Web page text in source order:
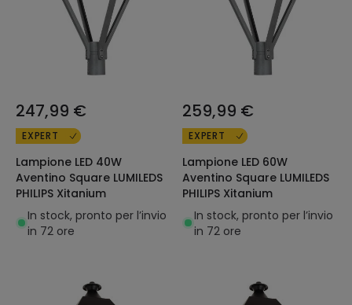
247,99 €
EXPERT
Lampione LED 40W
Aventino Square LUMILEDS
PHILIPS Xitanium
In stock, pronto per l’invio
in 72 ore
259,99 €
EXPERT
Lampione LED 60W
Aventino Square LUMILEDS
PHILIPS Xitanium
In stock, pronto per l’invio
in 72 ore